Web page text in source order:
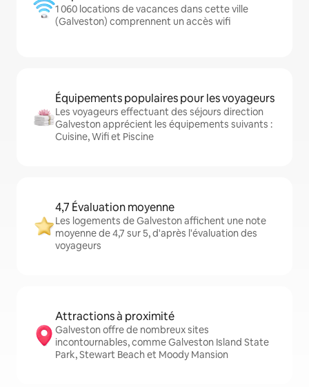
1 060 locations de vacances dans cette ville
(Galveston) comprennent un accès wifi
Équipements populaires pour les voyageurs
Les voyageurs effectuant des séjours direction
Galveston apprécient les équipements suivants :
Cuisine, Wifi et Piscine
4,7 Évaluation moyenne
Les logements de Galveston affichent une note
moyenne de 4,7 sur 5, d'après l'évaluation des
voyageurs
Attractions à proximité
Galveston offre de nombreux sites
incontournables, comme Galveston Island State
Park, Stewart Beach et Moody Mansion